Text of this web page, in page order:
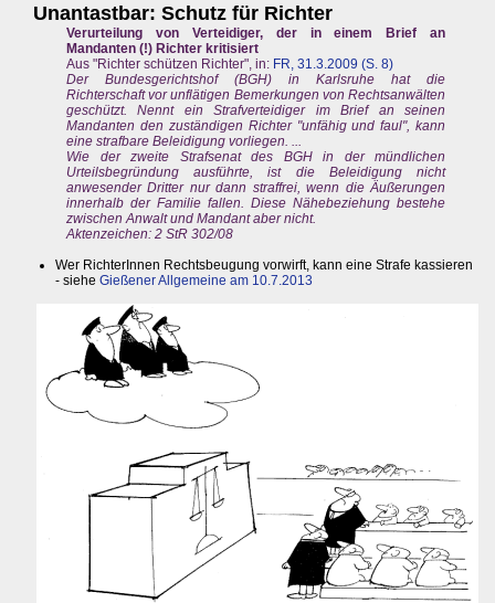
Unantastbar: Schutz für Richter
Verurteilung von Verteidiger, der in einem Brief an
Mandanten (!) Richter kritisiert
Aus "Richter schützen Richter", in: FR, 31.3.2009 (S. 8)
Der Bundesgerichtshof (BGH) in Karlsruhe hat die
Richterschaft vor unflätigen Bemerkungen von Rechtsanwälten
geschützt. Nennt ein Strafverteidiger im Brief an seinen
Mandanten den zuständigen Richter "unfähig und faul", kann
eine strafbare Beleidigung vorliegen. ...
Wie der zweite Strafsenat des BGH in der mündlichen
Urteilsbegründung ausführte, ist die Beleidigung nicht
anwesender Dritter nur dann straffrei, wenn die Äußerungen
innerhalb der Familie fallen. Diese Nähebeziehung bestehe
zwischen Anwalt und Mandant aber nicht.
Aktenzeichen: 2 StR 302/08
Wer RichterInnen Rechtsbeugung vorwirft, kann eine Strafe kassieren
- siehe Gießener Allgemeine am 10.7.2013